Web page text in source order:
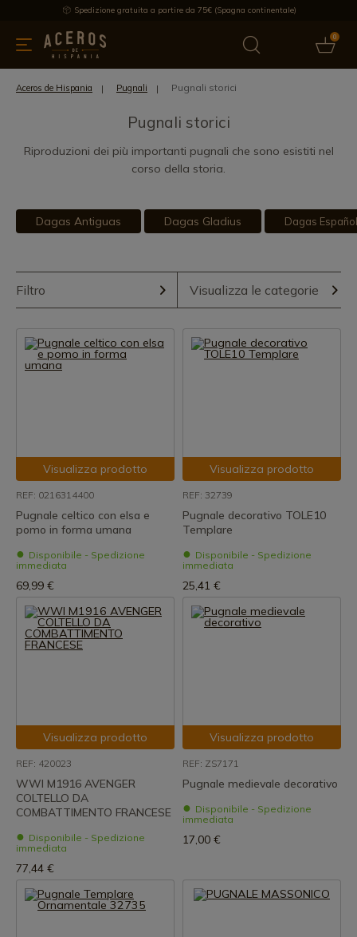
Spedizione gratuita a partire da 75€ (Spagna continentale)
0
cucina Offre Ultime notizie Venduti Marche
Aceros de Hispania Pugnali Pugnali storici
Pugnali storici
Riproduzioni dei più importanti pugnali che sono esistiti nel
corso della storia.
Dagas Antiguas Dagas Gladius Dagas
Filtro Visualizza le categorie
Visualizza prodotto
REF: 0216314400
Pugnale celtico con elsa e
pomo in forma umana
Disponibile - Spedizione
immediata
69,99 €
Visualizza prodotto
REF: 32739
Pugnale decorativo TOLE10
Templare
Disponibile - Spedizione
immediata
25,41 €
Visualizza prodotto
REF: 420023
WWI M1916 AVENGER
COLTELLO DA
COMBATTIMENTO FRANCESE
Disponibile - Spedizione
immediata
77,44 €
Visualizza prodotto
REF: ZS7171
Pugnale medievale decorativo
Disponibile - Spedizione
immediata
17,00 €